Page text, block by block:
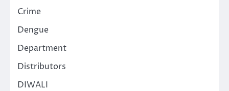
Crime
Dengue
Department
Distributors
DIWALI